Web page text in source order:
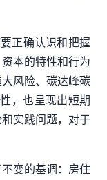
正确认识和把握
本的特性和行为
风险、碳达峰碳
，也呈现出短期
实践问题，对于
变的基调：房住